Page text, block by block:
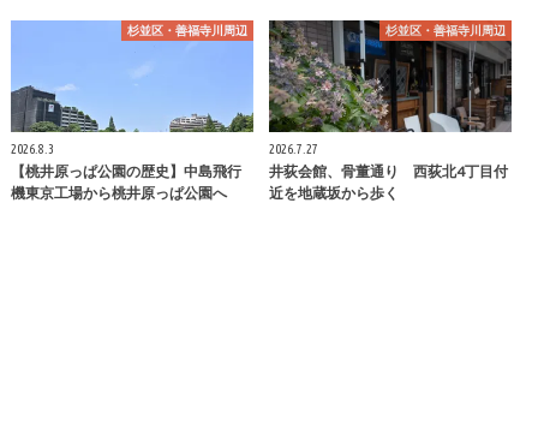
杉並区・善福寺川周辺
2026.8.3
【桃井原っぱ公園の歴史】中島飛行
機東京工場から桃井原っぱ公園へ
杉並区・善福寺川周辺
2026.7.27
井荻会館、骨董通り 西荻北4丁目付
近を地蔵坂から歩く